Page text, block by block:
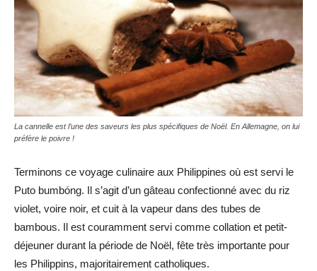
La cannelle est l’une des saveurs les plus spécifiques de Noël. En Allemagne, on lui
préfère le poivre !
Terminons ce voyage culinaire aux Philippines où est servi le
Puto bumbóng. Il s’agit d’un gâteau confectionné avec du riz
violet, voire noir, et cuit à la vapeur dans des tubes de
bambous. Il est couramment servi comme collation et petit-
déjeuner durant la période de Noël, fête très importante pour
les Philippins, majoritairement catholiques.